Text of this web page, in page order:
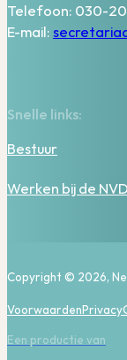
Telefoon: 030-
E-mail:
Snelle links:
Bestuur
Werken bij de
Copyright © 2026,
VoorwaardenPrivacy
Een productie van